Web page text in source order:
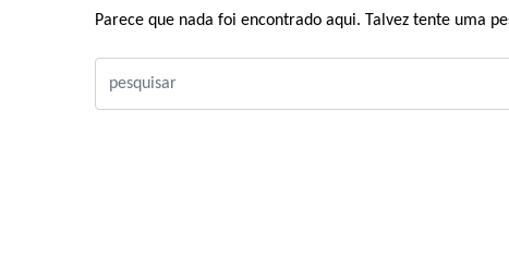
Parece que nada foi encontrado aqui. Talvez tente uma